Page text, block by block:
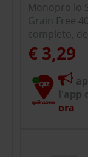
Monopro lo
Grain Free
completo,
€ 3,29
l'app
ora